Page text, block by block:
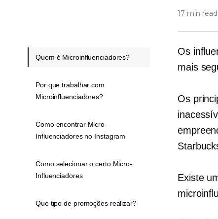
17 min read
Os
mais
Os
Existe
Quem é Microinfluenciadores?
Por que trabalhar com
Microinfluenciadores?
Como encontrar Micro-
Influenciadores no Instagram
Como selecionar o certo Micro-
Influenciadores
Que tipo de promoções realizar?